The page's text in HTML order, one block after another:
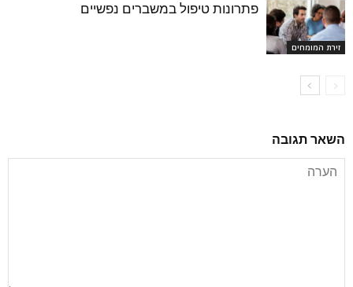
זירת המומחים
פתרונות טיפול במשברים נפשיים
השאר תגובה